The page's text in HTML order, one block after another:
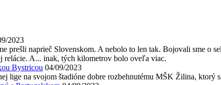
2023
prešli naprieč Slovenskom. A nebolo to len tak. Bojovali sme o
relácie. A... inak, tých kilometrov bolo oveľa viac.
Bystricou 04/09/2023
lige na svojom štadióne dobre rozbehnutému MŠK Žilina, ktorý